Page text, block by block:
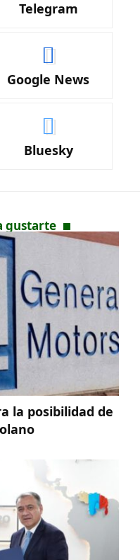
Telegram
Google News
Bluesky
gustarte
la posibilidad de